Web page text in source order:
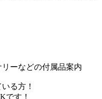
ーなどの付属品案内
る方！
です！